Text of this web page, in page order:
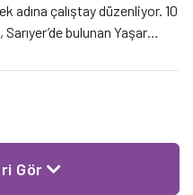
adına çalıştay düzenliyor. 10
bulunan Yaşar
hareketlerin yerel mücadele
Gör